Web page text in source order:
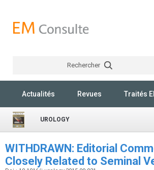
Rechercher
Actualités Revues Traités
UROLOGY
WITHDRAWN: Editorial
Closely Related to Seminal